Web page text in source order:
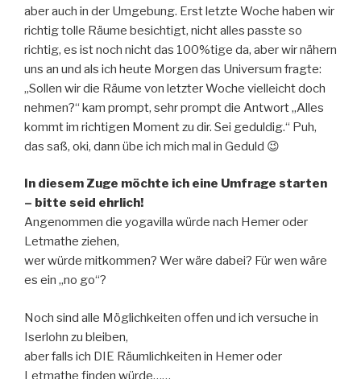
aber auch in der Umgebung. Erst letzte Woche haben wir
richtig tolle Räume besichtigt, nicht alles passte so
richtig, es ist noch nicht das 100%tige da, aber wir nähern
uns an und als ich heute Morgen das Universum fragte:
„Sollen wir die Räume von letzter Woche vielleicht doch
nehmen?“ kam prompt, sehr prompt die Antwort „Alles
kommt im richtigen Moment zu dir. Sei geduldig.“ Puh,
das saß, oki, dann übe ich mich mal in Geduld 😉
In diesem Zuge möchte ich eine Umfrage starten
– bitte seid ehrlich!
Angenommen die yogavilla würde nach Hemer oder
Letmathe ziehen,
wer würde mitkommen? Wer wäre dabei? Für wen wäre
es ein „no go“?
Noch sind alle Möglichkeiten offen und ich versuche in
Iserlohn zu bleiben,
aber falls ich DIE Räumlichkeiten in Hemer oder
Letmathe finden würde……